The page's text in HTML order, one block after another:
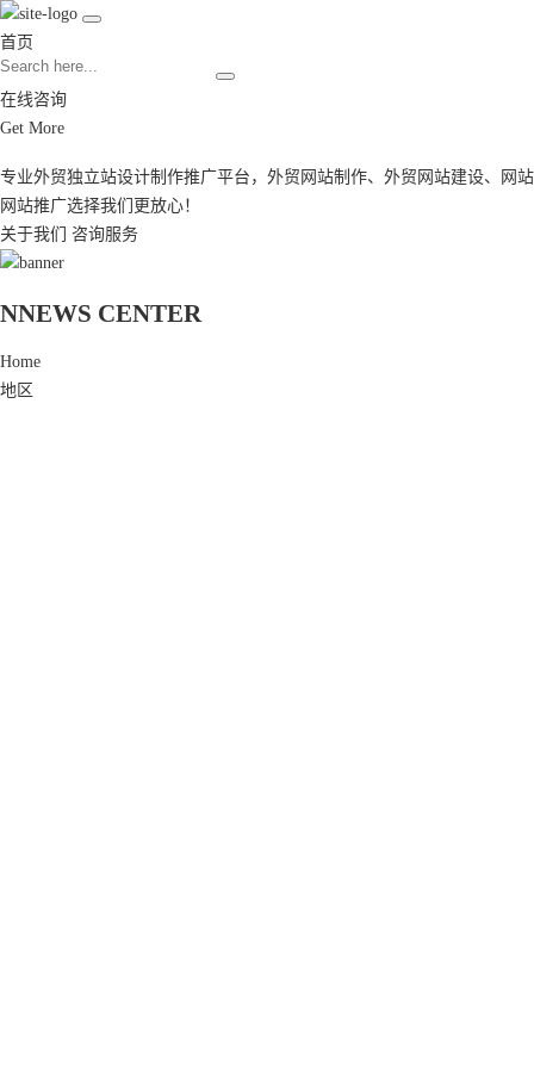
首页
在线咨询
Get More
专业外贸独立站设计制作推广平台， 外贸网站制作、 外贸网站建设、
网站
网站推广选择我们更放心！
关于我们
咨询服务
NNEWS CENTER
Home
地区